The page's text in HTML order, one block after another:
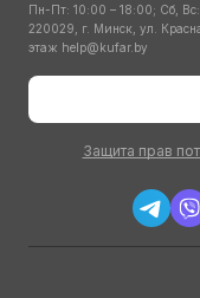
Пн-Пт: 10:00 – 18:00; Сб,
220029, г. Минск, ул.
этаж help@kufar.by
Защита прав